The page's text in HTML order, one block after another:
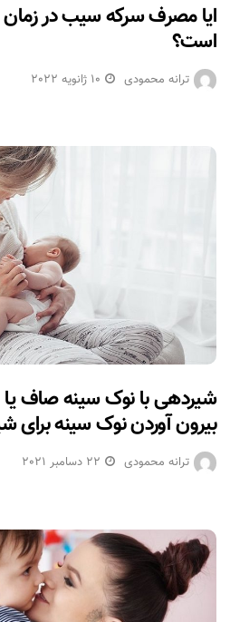
ایا مصرف سرکه سیب در
است؟
ترانه محمودی 10 ژانویه 2022
شیردهی با نوک سینه صاف
بیرون آوردن نوک سینه برای
ترانه محمودی 22 دسامبر 2021